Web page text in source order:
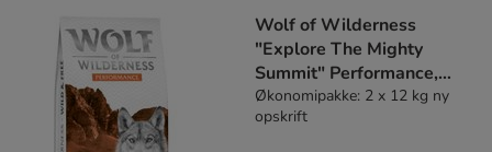
Wolf of Wilderness
"Explore The Mighty
Summit" Performance,
kornfri
Økonomipakke: 2 x 12 kg ny
opskrift